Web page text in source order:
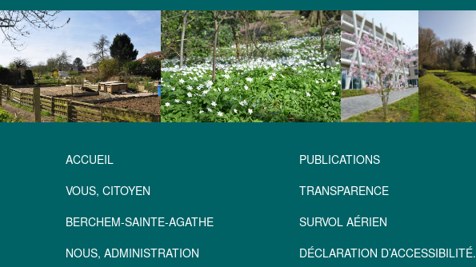
ACCUEIL
VOUS, CITOYEN
BERCHEM-SAINTE-AGATHE
NOUS, ADMINISTRATION
PUBLICATIONS
TRANSPARENCE
SURVOL AÉRIEN
DÉCLARATION D’ACCESSIBILITÉ.